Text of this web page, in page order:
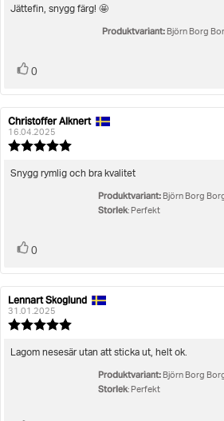
utav
stjärnor
Recensionstext:
Jättefin, snygg färg! 🤩
Produktvariant: Björn Borg
Rösta
0
Recensionsförfattare:
Christoffer Alknert
16.04.2025
utav
stjärnor
Recensionstext:
Snygg rymlig och bra kvalitet
Produktvariant: Björn Borg
Storlek: Perfekt
Rösta
0
Recensionsförfattare:
Lennart Skoglund
31.01.2025
utav
stjärnor
Recensionstext:
Lagom nesesär utan att sticka ut, helt ok.
Produktvariant: Björn Borg
Storlek: Perfekt